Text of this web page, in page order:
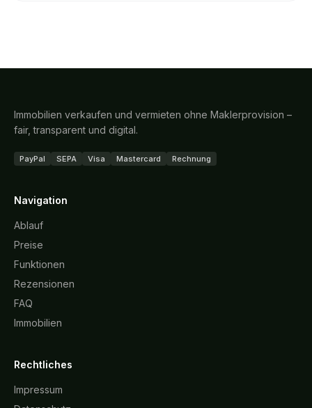
Immobilien verkaufen und vermieten ohne Maklerprovision –
fair, transparent und digital.
PayPal SEPA Visa Mastercard Rechnung
Navigation
Ablauf
Preise
Funktionen
Rezensionen
FAQ
Immobilien
Rechtliches
Impressum